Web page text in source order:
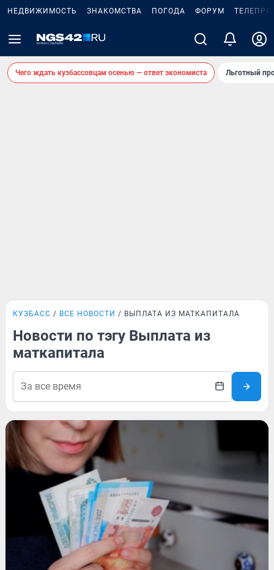
НЕДВИЖИМОСТЬ ЗНАКОМСТВА ПОГОДА ФОРУМ
Чего ждать кузбассовцам осенью — ответ экономиста Льготный
КУЗБАСС ВСЕ НОВОСТИ ВЫПЛАТА ИЗ МАТКАПИТАЛА
Новости по тэгу Выплата из
маткапитала